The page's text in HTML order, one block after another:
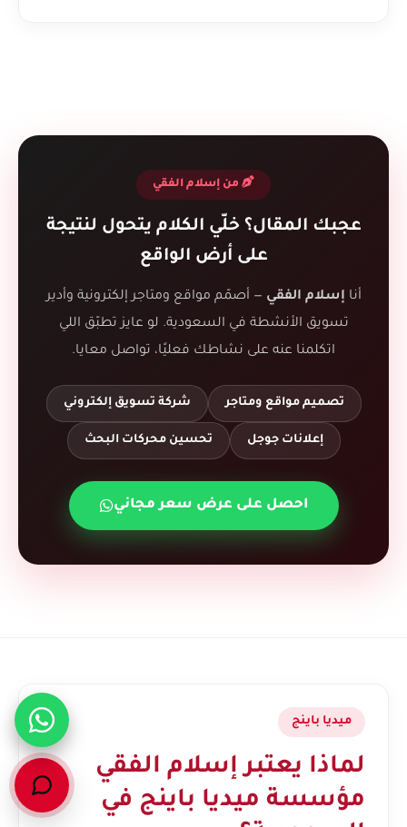
من إسلام الفقي
عجبك المقال؟ خلّي الكلام يتحول لنتيجة
على أرض الواقع
أنا إسلام الفقي — أصمّم مواقع ومتاجر إلكترونية وأدير
تسويق الأنشطة في السعودية. لو عايز تطبّق اللي
اتكلمنا عنه على نشاطك فعليًا، تواصل معايا.
تصميم مواقع ومتاجر شركة تسويق إلكتروني
إعلانات جوجل تحسين محركات البحث
احصل على عرض سعر مجاني
ميديا باينج
لماذا يعتبر إسلام الفقي
مؤسسة ميديا باينج في